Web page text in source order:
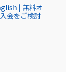
| 無料オ
会をご検討